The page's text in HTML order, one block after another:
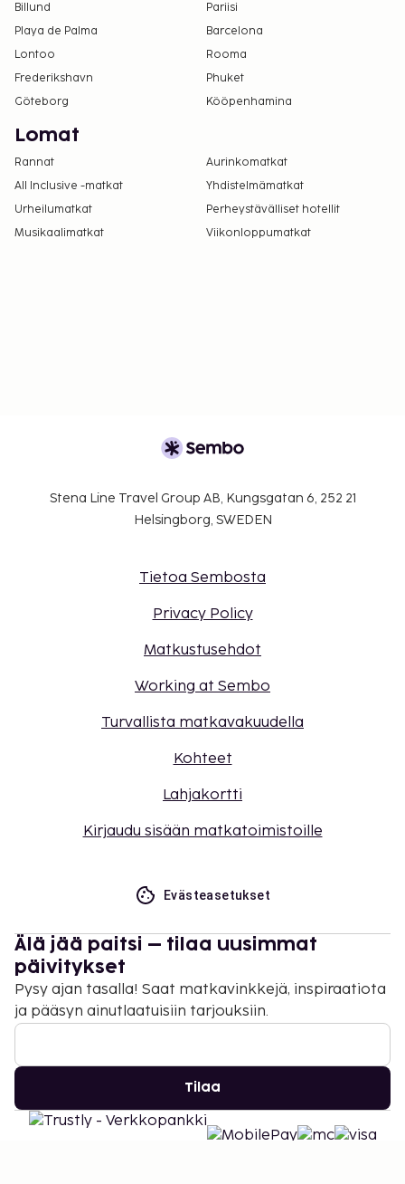
Billund
Pariisi
Playa de Palma
Barcelona
Lontoo
Rooma
Frederikshavn
Phuket
Göteborg
Kööpenhamina
Lomat
Rannat
Aurinkomatkat
All Inclusive -matkat
Yhdistelmämatkat
Urheilumatkat
Perheystävälliset hotellit
Musikaalimatkat
Viikonloppumatkat
Stena Line Travel Group AB, Kungsgatan 6, 252 21
Helsingborg, SWEDEN
Tietoa Sembosta
Privacy Policy
Matkustusehdot
Working at Sembo
Turvallista matkavakuudella
Kohteet
Lahjakortti
Kirjaudu sisään matkatoimistoille
Evästeasetukset
Älä jää paitsi – tilaa uusimmat
päivitykset
Pysy ajan tasalla! Saat matkavinkkejä, inspiraatiota
ja pääsyn ainutlaatuisiin tarjouksiin.
Tilaa